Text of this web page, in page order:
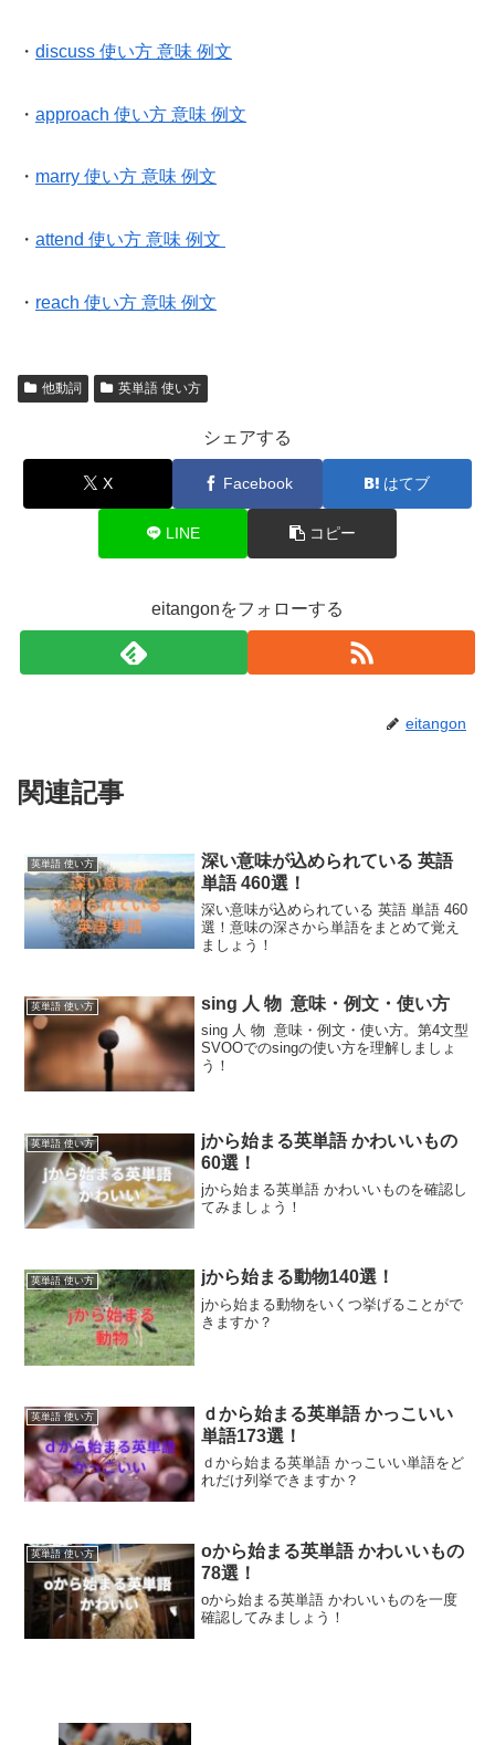
・ discuss 使い方 意味 例文
・ approach 使い方 意味 例文
・ marry 使い方 意味 例文
・ attend 使い方 意味 例文
・ reach 使い方 意味 例文
他動詞 英単語 使い方
シェアする
X Facebook はてブ
LINE コピー
eitangonをフォローする
eitangon
関連記事
英単語 使い方
深い意味が込められている 英語
単語 460選！
深い意味が込められている 英語 単語 460
選！意味の深さから単語をまとめて覚え
ましょう！
英単語 使い方 sing 人 物 意味・例文・使い方
sing 人 物 意味・例文・使い方。第4文型
SVOOでのsingの使い方を理解しましょ
う！
英単語 使い方
jから始まる英単語 かわいいもの
60選！
jから始まる英単語 かわいいものを確認し
てみましょう！
英単語 使い方 jから始まる動物140選！
jから始まる動物をいくつ挙げることがで
きますか？
英単語 使い方
ｄから始まる英単語 かっこいい
単語173選！
ｄから始まる英単語 かっこいい単語をど
れだけ列挙できますか？
英単語 使い方
oから始まる英単語 かわいいもの
78選！
oから始まる英単語 かわいいものを一度
確認してみましょう！